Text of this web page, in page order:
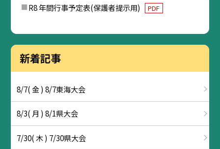
R8 年間行事予定表(保護者提示用) PDF
新着記事
8/7( 金 ) 8/7東海大会
8/3( 月 ) 8/1県大会
7/30( 木 ) 7/30県大会